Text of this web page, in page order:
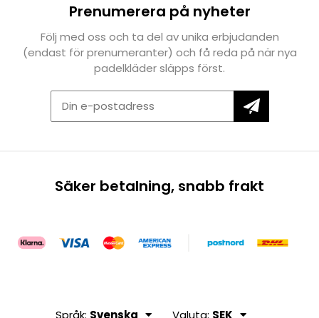
Prenumerera på nyheter
Följ med oss och ta del av unika erbjudanden
(endast för prenumeranter) och få reda på när nya
padelkläder släpps först.
Säker betalning, snabb frakt
Språk: Svenska Valuta: SEK